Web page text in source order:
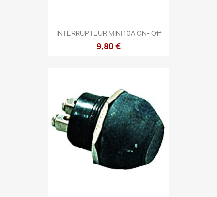
INTERRUPTEUR MINI 10A ON- Off
9,80 €